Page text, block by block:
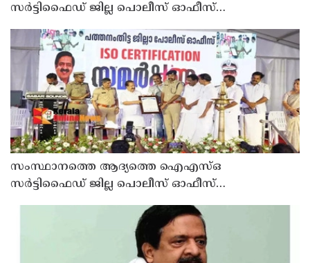
സർട്ടിഫൈഡ് ജില്ല പൊലീസ് ഓഫീസ്
സംസ്ഥാനത്തെ ആദ്യത്തെ ഐഎസ്ഒ
സർട്ടിഫൈഡ് ജില്ല പൊലീസ് ഓഫീസ്